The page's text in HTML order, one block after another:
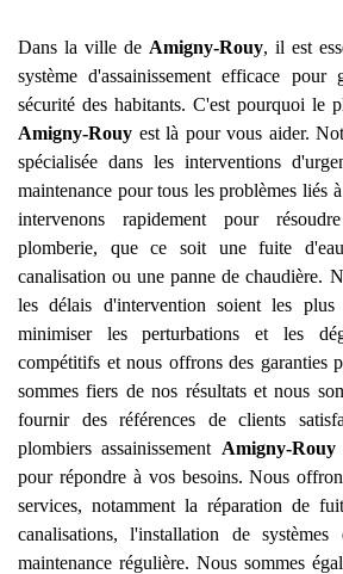
Dans la ville de Amigny-Rouy, il est
système d'assainissement efficace
sécurité des habitants. C'est pourquoi le
Amigny-Rouy est là pour vous aider.
spécialisée dans les interventions
maintenance pour tous les problèmes liés
intervenons rapidement pour
plomberie, que ce soit une fuite
canalisation ou une panne de chaudière.
les délais d'intervention soient les plus
minimiser les perturbations et les
compétitifs et nous offrons des garanties
sommes fiers de nos résultats et nous
fournir des références de clients
plombiers assainissement Amigny-Rouy
pour répondre à vos besoins. Nous
services, notamment la réparation de
canalisations, l'installation de systèmes
maintenance régulière. Nous sommes